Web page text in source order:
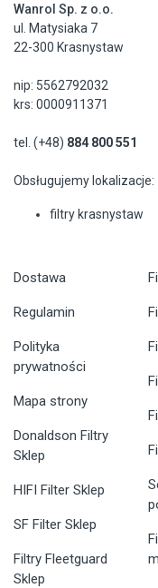
Wanrol Sp. z o.o.
ul. Matysiaka 7
22-300 Krasnystaw
nip: 5562792032
krs: 0000911371
tel. (+48) 884 800 551
Obsługujemy lokalizacje:
filtry krasnystaw
Dostawa
Regulamin
Polityka
prywatności
Mapa strony
Donaldson Filtry
Sklep
HIFI Filter Sklep
SF Filter Sklep
Filtry Fleetguard
Sklep